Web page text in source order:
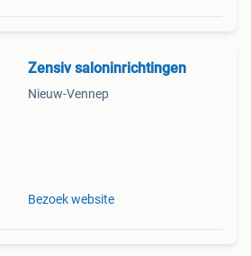
Zensiv saloninrichtingen
Nieuw-Vennep
Bezoek website